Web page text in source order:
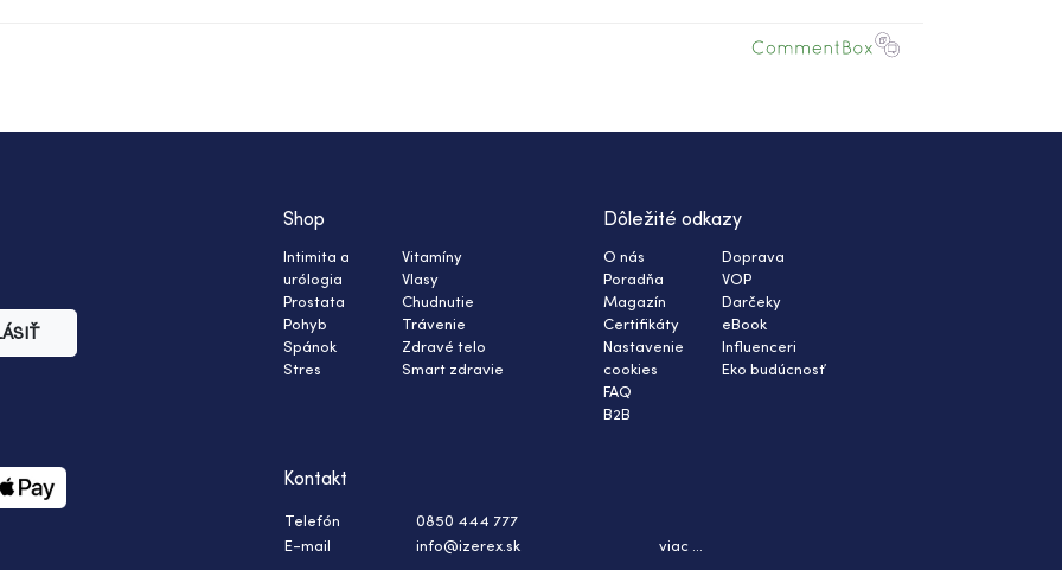
Shop
Intimita a
urólogia
Prostata
Pohyb
Spánok
Stres
Vitamíny
Vlasy
Chudnutie
Trávenie
Zdravé telo
Smart zdravie
Dôležité odkazy
O nás
Poradňa
Magazín
Certifikáty
Nastavenie
cookies
FAQ
B2B
Doprava
VOP
Darčeky
eBook
Influenceri
Eko budúcnosť
Kontakt
Telefón
0850 444 777
E-mail
info@izerex.sk viac ...